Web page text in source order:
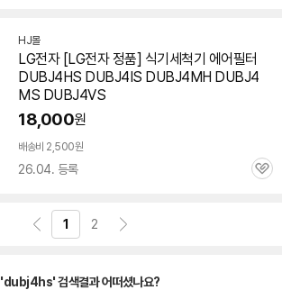
HJ몰네
이
버
페
LG전자 [LG전자 정품] 식기세척기 에어필터
DUBJ4HS DUBJ4IS DUBJ4MH DUBJ4
MS DUBJ4VS
18,000원
배송비 2,500원
26.04. 등록
관
1 2
'dubj4hs' 검색결과 어떠셨나요?